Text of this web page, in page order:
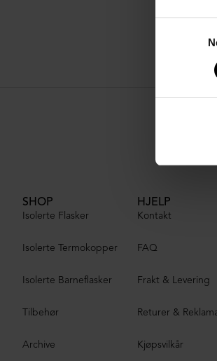
SHOP
Isolerte Flasker
Isolerte Termokopper
Isolerte Barneflasker
Tilbehør
Archive
HJELP
Kontakt
FAQ
Frakt & Levering
Returer &
Kjøpsvilkår